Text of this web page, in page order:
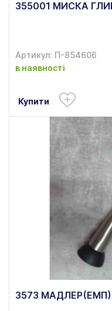
355001 МИСКА
Артикул: П-854606
в наявності
Купити
3573 МАДЛЕР(ЕМП)